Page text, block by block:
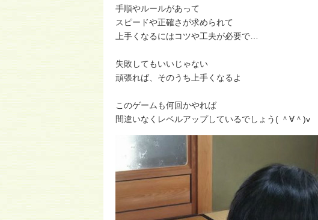
手順やルールがあって
スピードや正確さが求められて
上手くなるにはコツや工夫が必要で…
失敗してもいいじゃない
頑張れば、そのうち上手くなるよ
このゲームも何回かやれば
間違いなくレベルアップしているでしょう( ＾∀＾)v